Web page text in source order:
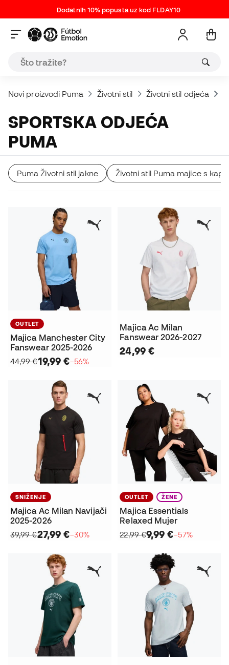
Dodatnih 10% popusta uz kod FLDAY10
Novi proizvodi Puma Životni stil Životni stil odjeća
SPORTSKA ODJEĆA
PUMA
Puma Životni stil jakne Životni stil Puma majice s
OUTLET
Majica Manchester City
Fanswear 2025-2026
44,99 €19,99 €−56%
Majica Ac Milan
Fanswear 2026-2027
24,99 €
SNIŽENJE
Majica Ac Milan Navijači
2025-2026
39,99 €27,99 €−30%
OUTLET ŽENE
Majica Essentials
Relaxed Mujer
22,99 €9,99 €−57%